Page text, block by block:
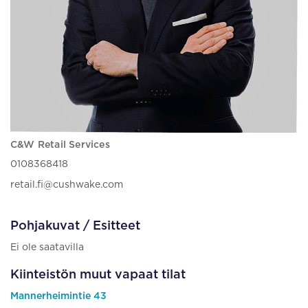
C&W Retail Services
0108368418
retail.fi@cushwake.com
Pohjakuvat / Esitteet
Ei ole saatavilla
Kiinteistön muut vapaat tilat
Mannerheimintie 43